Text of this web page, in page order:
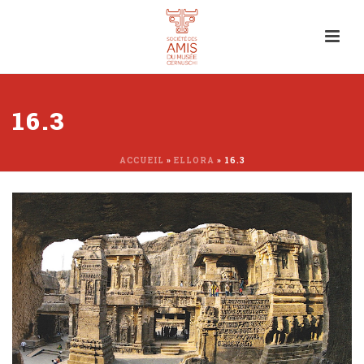
16.3
ACCUEIL » ELLORA » 16.3